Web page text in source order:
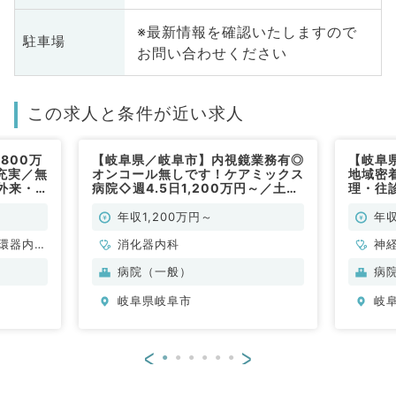
駐車場
※最新情報を確認いたしますので
お問い合わせください
この求人と条件が近い求人
万
実／無
来・
器内
【岐阜県／岐阜市】内視鏡業務有◎
オンコール無しです！ケアミックス
病院◇週4.5日1,200万円～／土曜
科／常勤）
年収1,200万円～
消化器内科
病院（一般）
岐阜県岐阜市
【岐
地域密
理・往
年
神
科
内
病
岐
< >